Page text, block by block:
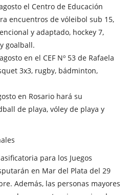
el Centro de Educación
encuentros de vóleibol sub 15,
y adaptado, hockey 7,
goalball.
en el CEF Nº 53 de Rafaela
3x3, rugby, bádminton,
en Rosario hará su
de playa, vóley de playa y
para los Juegos
en Mar del Plata del 29
Además, las personas mayores